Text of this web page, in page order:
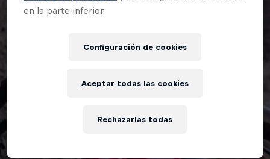
en la parte inferior.
Configuración de cookies
Rechazarlas todas
Aceptar todas las cookies